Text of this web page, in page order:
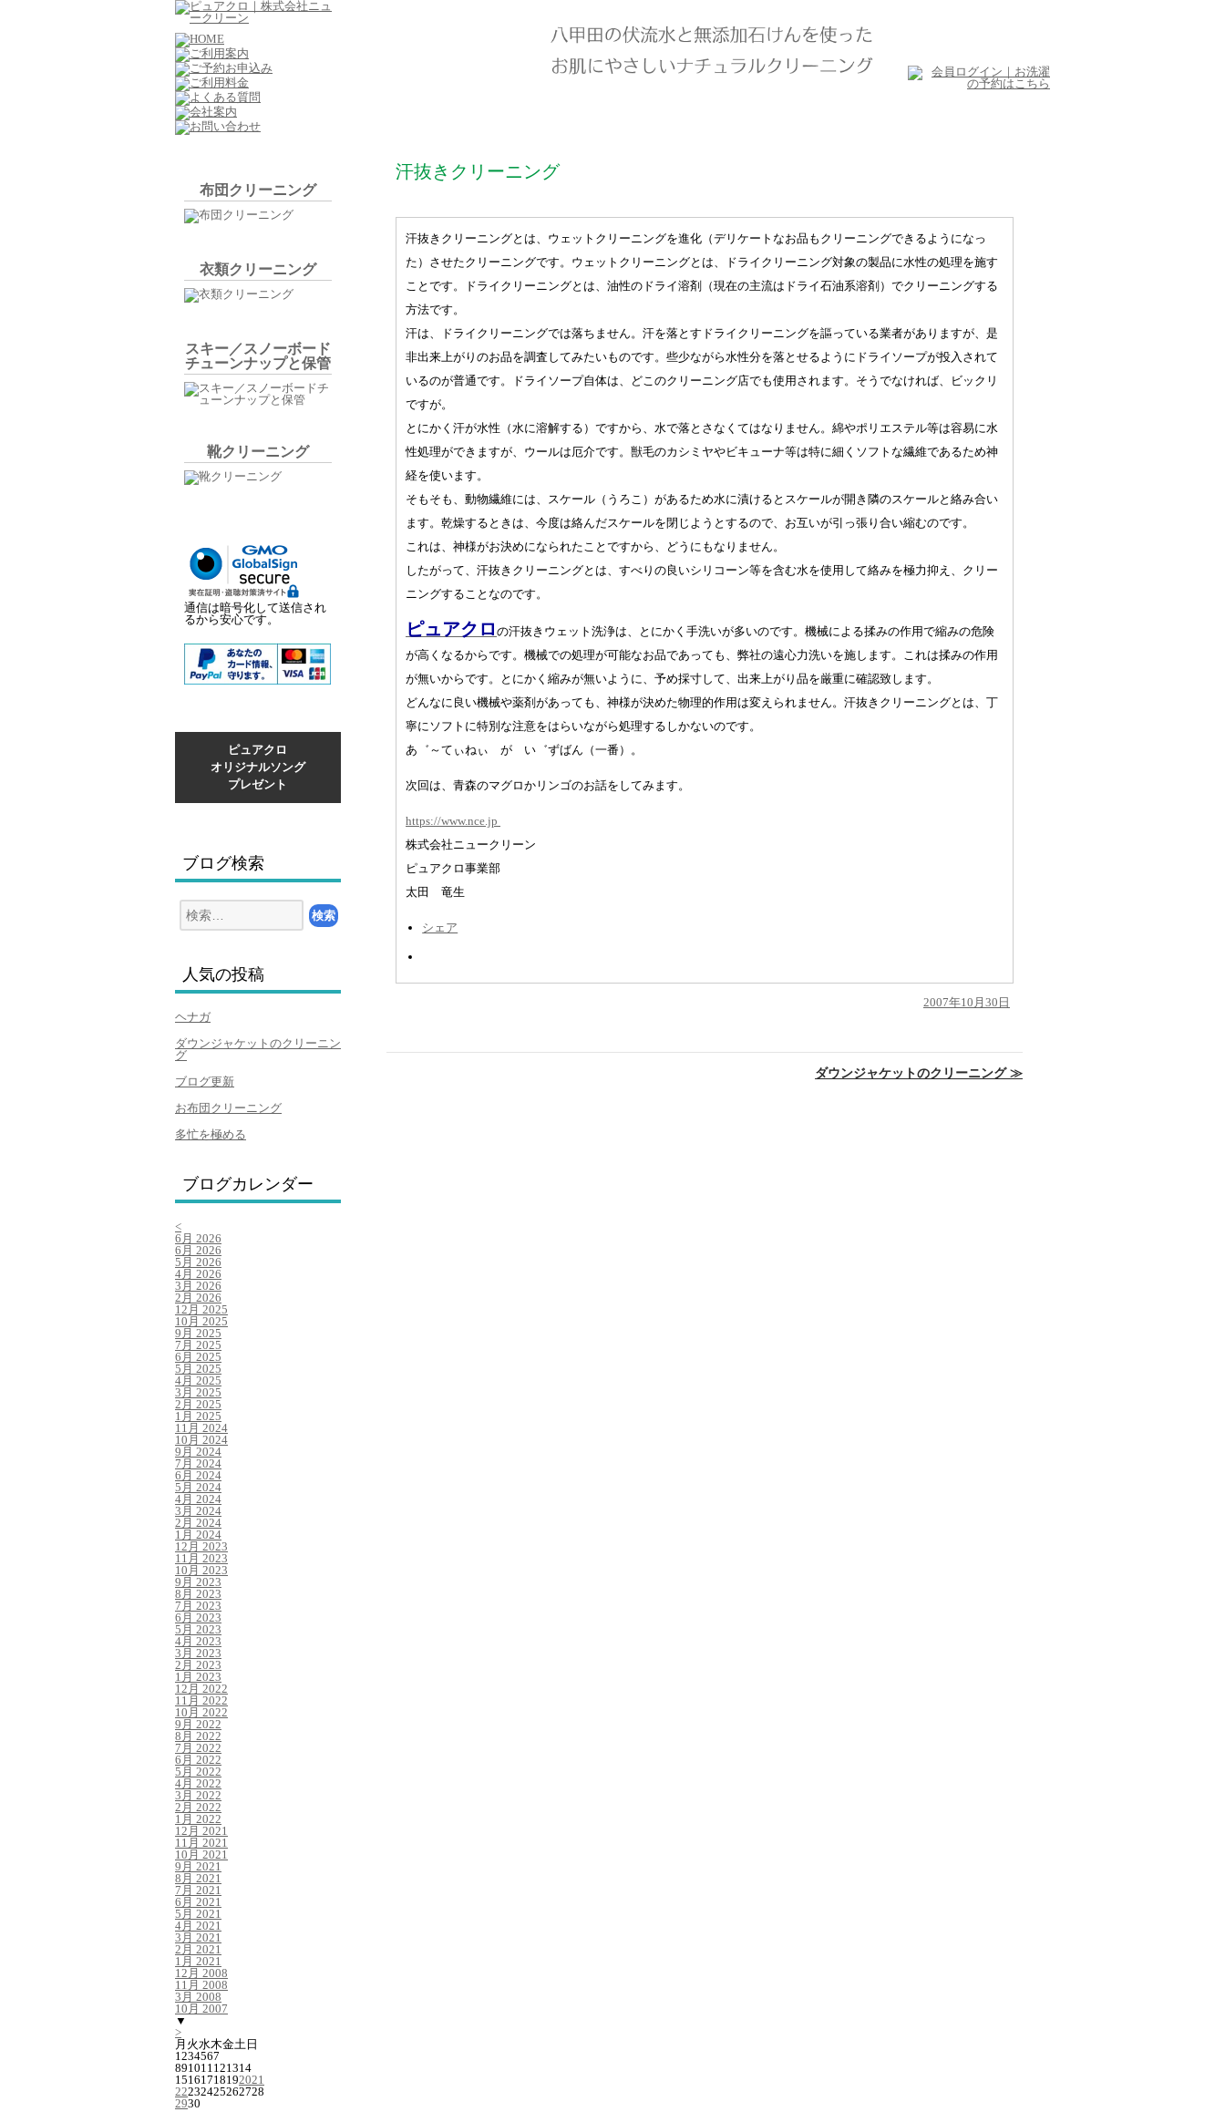
布団クリーニング
衣類クリーニング
スキー／スノーボード
チューンナップと保管
靴クリーニング
通信は暗号化して送信され
るから安心です。
ピュアクロ
オリジナルソング
プレゼント
ブログ検索
検
索:
人気の投稿
ヘナガ
ダウンジャケットのクリーニン
グ
ブログ更新
お布団クリーニング
多忙を極める
ブログカレンダー
<
6月 2026
6月 2026
5月 2026
4月 2026
3月 2026
2月 2026
12月 2025
10月 2025
9月 2025
7月 2025
6月 2025
5月 2025
4月 2025
3月 2025
2月 2025
1月 2025
11月 2024
10月 2024
9月 2024
7月 2024
6月 2024
5月 2024
4月 2024
3月 2024
2月 2024
1月 2024
12月 2023
11月 2023
10月 2023
9月 2023
8月 2023
7月 2023
6月 2023
5月 2023
4月 2023
3月 2023
2月 2023
1月 2023
12月 2022
11月 2022
10月 2022
9月 2022
8月 2022
7月 2022
6月 2022
5月 2022
4月 2022
3月 2022
2月 2022
1月 2022
12月 2021
11月 2021
10月 2021
9月 2021
8月 2021
7月 2021
6月 2021
5月 2021
4月 2021
3月 2021
2月 2021
1月 2021
12月 2008
11月 2008
3月 2008
10月 2007
▼
>
月 火水木金土 日
1234567
891011121314
15161718192021
22232425262728
2930
汗抜きクリーニング
汗抜きクリーニングとは、ウェットクリーニングを進化（デリケートなお品もクリーニングできるようになっ
た）させたクリーニングです。ウェットクリーニングとは、ドライクリーニング対象の製品に水性の処理を施す
ことです。ドライクリーニングとは、油性のドライ溶剤（現在の主流はドライ石油系溶剤）でクリーニングする
方法です。
汗は、ドライクリーニングでは落ちません。汗を落とすドライクリーニングを謳っている業者がありますが、是
非出来上がりのお品を調査してみたいものです。些少ながら水性分を落とせるようにドライソープが投入されて
いるのが普通です。ドライソープ自体は、どこのクリーニング店でも使用されます。そうでなければ、ビックリ
ですが。
とにかく汗が水性（水に溶解する）ですから、水で落とさなくてはなりません。綿やポリエステル等は容易に水
性処理ができますが、ウールは厄介です。獣毛のカシミヤやビキューナ等は特に細くソフトな繊維であるため神
経を使います。
そもそも、動物繊維には、スケール（うろこ）があるため水に漬けるとスケールが開き隣のスケールと絡み合い
ます。乾燥するときは、今度は絡んだスケールを閉じようとするので、お互いが引っ張り合い縮むのです。
これは、神様がお決めになられたことですから、どうにもなりません。
したがって、汗抜きクリーニングとは、すべりの良いシリコーン等を含む水を使用して絡みを極力抑え、クリー
ニングすることなのです。
ピュアクロの汗抜きウェット洗浄は、とにかく手洗いが多いのです。機械による揉みの作用で縮みの危険
が高くなるからです。機械での処理が可能なお品であっても、弊社の遠心力洗いを施します。これは揉みの作用
が無いからです。とにかく縮みが無いように、予め採寸して、出来上がり品を厳重に確認致します。
どんなに良い機械や薬剤があっても、神様が決めた物理的作用は変えられません。汗抜きクリーニングとは、丁
寧にソフトに特別な注意をはらいながら処理するしかないのです。
あ゛～てぃねぃ が い゛ずばん（一番）。
次回は、青森のマグロかリンゴのお話をしてみます。
https://www.nce.jp
株式会社ニュークリーン
ピュアクロ事業部
太田 竜生
シェア
投
2007年10月30日
投
ダウンジャケットのクリーニング≫